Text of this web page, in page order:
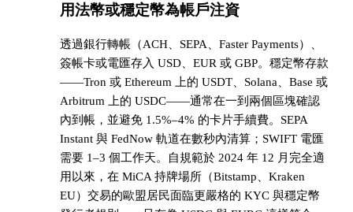
用法幣或穩定幣為帳戶注資
透過銀行轉帳（ACH、SEPA、Faster Payments）、
簽帳卡或電匯存入 USD、EUR 或 GBP。穩定幣存款
——Tron 或 Ethereum 上的 USDT、Solana、Base 或
Arbitrum 上的 USDC——通常在一到兩個區塊確認
內到帳，並避免 1.5%–4% 的卡片手續費。SEPA
Instant 與 FedNow 軌道在數秒內清算；SWIFT 電匯
需要 1–3 個工作天。自規範於 2024 年 12 月完全適
用以來，在 MiCA 持牌場所（Bitstamp、Kraken
EU）交易的歐盟居民面臨更嚴格的 KYC 與穩定幣